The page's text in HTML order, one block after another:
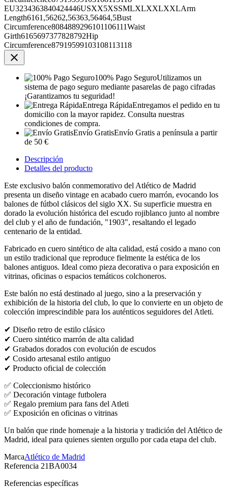
EU3234363840424446USXX5XSSMLXLXXLXXLArm
Length6161,56262,56363,56464,5Bust
Circumference8084889296101106111Waist
Girth6165697377828792Hip
Circumference87919599103108113118

100% Pago SeguroUtilizamos un
sistema de pago seguro mediante pasarelas de pago cifradas
¡Garantizamos tu seguridad!
Entrega RápidaEntregamos el pedido en tu
domicilio con la mayor rapidez. Consulta nuestras
condiciones de compra.
Envío GratisEnvío Gratis a península a partir
de 50 €
Descripción
Detalles del producto
Este exclusivo balón conmemorativo del Atlético de Madrid
presenta un diseño vintage en acabado cuero marrón, evocando los
balones de fútbol clásicos del siglo XX. Su superficie muestra en
dorado la evolución histórica del escudo rojiblanco junto al nombre
del club y el año de fundación, "1903", resaltando el legado
centenario de la entidad.
Fabricado en cuero sintético de alta calidad, está cosido a mano con
un estilo tradicional que reproduce fielmente la estética de los
balones antiguos. Ideal como pieza decorativa o para exposición en
vitrinas, oficinas o espacios temáticos colchoneros.
Este balón no está destinado al juego, sino a la preservación y
exhibición de la historia del club, lo que lo convierte en un objeto de
colección imprescindible para los auténticos seguidores del Atleti.
✔ Diseño retro de estilo clásico
✔ Cuero sintético marrón de alta calidad
✔ Grabados dorados con evolución de escudos
✔ Cosido artesanal estilo antiguo
✔ Producto oficial de colección
✅ Coleccionismo histórico
✅ Decoración vintage futbolera
✅ Regalo premium para fans del Atleti
✅ Exposición en oficinas o vitrinas
Un balón que rinde homenaje a la historia y tradición del Atlético de
Madrid, ideal para quienes sienten orgullo por cada etapa del club.
MarcaAtlético de Madrid
Referencia 21BA0034
Referencias específicas